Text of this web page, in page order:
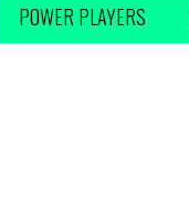
POWER PLAYERS